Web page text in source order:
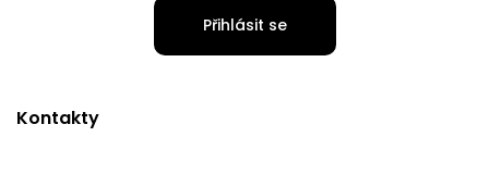
Kontakty
Přihlásit se